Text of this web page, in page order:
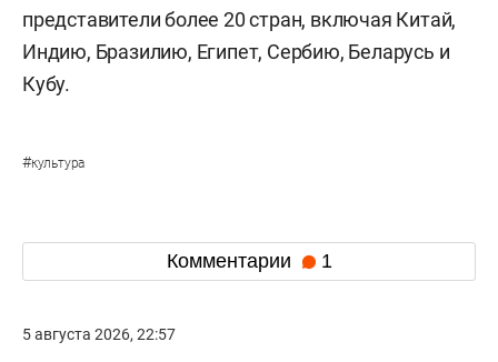
представители более 20 стран, включая Китай,
Индию, Бразилию, Египет, Сербию, Беларусь и
Кубу.
#культура
Комментарии 1
5 августа 2026, 22:57